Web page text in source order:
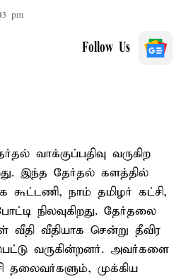
pm
Follow Us
வாக்குப்பதிவு வருகிற
இந்த தேர்தல் களத்தில்
கூட்டணி, நாம் தமிழர் கட்சி,
நிலவுகிறது. தேர்தலை
வீதி வீதியாக சென்று தீவிர
வருகின்றனர். அவர்களை
தலைவர்களும், முக்கிய